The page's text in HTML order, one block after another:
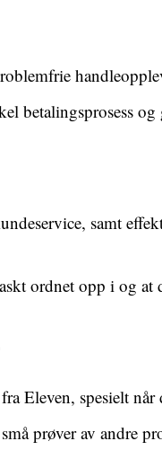
betalingsprosess
samt
ordnet opp i og at
Eleven, spesielt
prøver av andre